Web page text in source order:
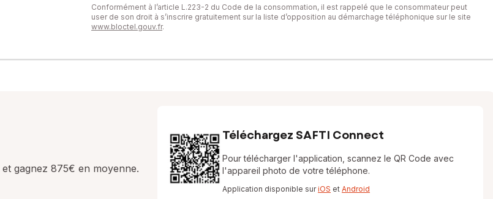
Conformément à l’article L.223-2 du Code de la consommation, il est rappelé que le consommateur peut
user de son droit à s’inscrire gratuitement sur la liste d’opposition au démarchage téléphonique sur le site
www.bloctel.gouv.fr.
et gagnez 875€ en moyenne.
Téléchargez SAFTI Connect
Pour télécharger l'application, scannez le QR Code avec
l'appareil photo de votre téléphone.
Application disponible suriOS et Android